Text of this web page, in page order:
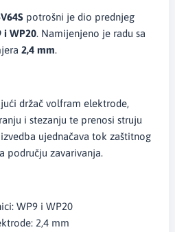
potrošni je dio prednjeg
i WP20. Namijenjeno je radu sa
2,4 mm.
držač volfram elektrode,
i stezanju te prenosi struju
ujednačava tok zaštitnog
području zavarivanja.
WP9 i WP20
2,4 mm